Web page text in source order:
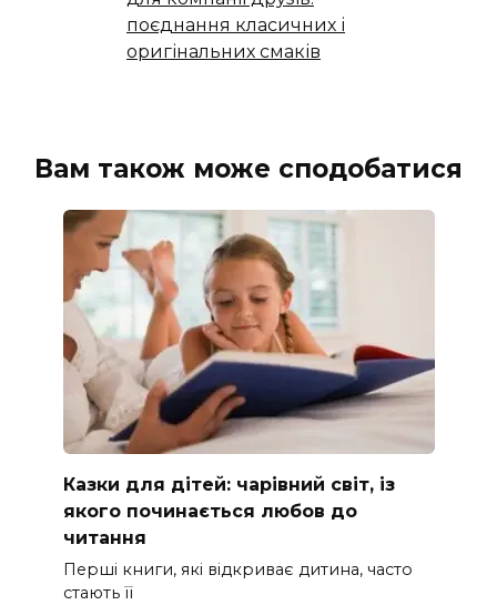
поєднання класичних і
оригінальних смаків
Вам також може сподобатися
Казки для дітей: чарівний світ, із
якого починається любов до
читання
Перші книги, які відкриває дитина, часто
стають її